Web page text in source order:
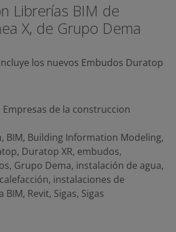
Librerías BIM de
X, de Grupo Dema
los nuevos Embudos Duratop
Empresas de la construccion
, BIM, Building Information Modeling,
, Duratop XR, embudos,
, Grupo Dema, instalación de agua,
, instalaciones de
BIM, Revit, Sigas, Sigas